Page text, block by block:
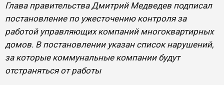
Глава правительства Дмитрий Медведев подписал
постановление по ужесточению контроля за
работой управляющих компаний многоквартирных
домов. В постановлении указан список нарушений,
за которые коммунальные компании будут
отстраняться от работы